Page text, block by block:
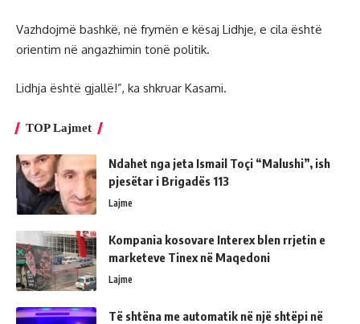
Vazhdojmë bashkë, në frymën e kësaj Lidhje, e cila është
orientim në angazhimin tonë politik.
Lidhja është gjallë!”, ka shkruar Kasami.
TOP Lajmet
Ndahet nga jeta Ismail Toçi “Malushi”, ish
pjesëtar i Brigadës 113
Lajme
Kompania kosovare Interex blen rrjetin e
marketeve Tinex në Maqedoni
Lajme
Të shtëna me automatik në një shtëpi në